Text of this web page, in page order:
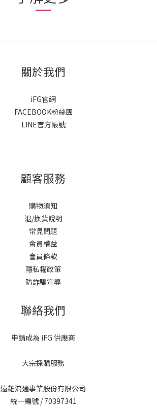
關於我們
iFG官網
FACEBOOK粉絲團
LINE官方帳號
顧客服務
購物須知
退/換貨說明
常見問題
會員權益
會員條款
隱私權政策
防詐騙宣導
聯絡我們
申請成為 iFG 供應商
大宗採購服務
遠雄流通事業股份有限公司
統一編號 / 70397341